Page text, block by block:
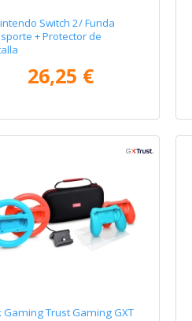
Switch 2/ Funda
+ Protector de
26,25 €
Gaming Trust Gaming GXT